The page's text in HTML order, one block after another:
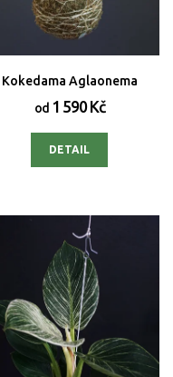
Kokedama Aglaonema
od1 590 Kč
DETAIL